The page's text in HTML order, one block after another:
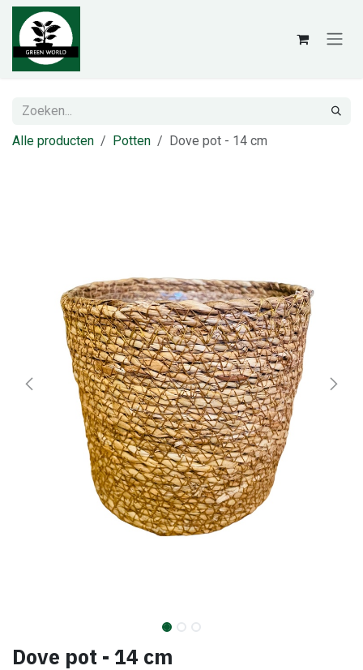
Overslaan naar inhoud
Alle producten Potten Dove pot - 14 cm
Dove pot - 14 cm